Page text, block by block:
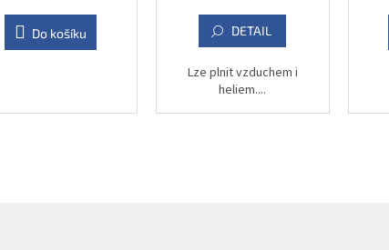
Do košíku DETAIL
Lze plnit vzduchem i
heliem....